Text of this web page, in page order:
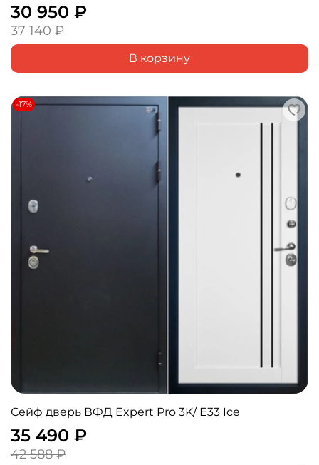
30 950 ₽
37 140 ₽
В корзину
-17%
Сейф дверь ВФД Expert Pro 3K/ Е33 Ice
35 490 ₽
42 588 ₽